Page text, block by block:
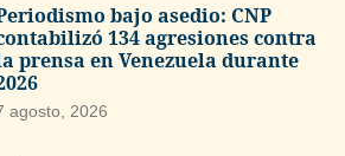
bajo asedio: CNP
134 agresiones contra
prensa en Venezuela durante
agosto, 2026